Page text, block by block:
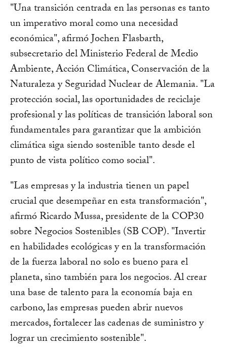
"Una transición centrada en las personas es tanto
un imperativo moral como una necesidad
económica", afirmó Jochen Flasbarth,
subsecretario del Ministerio Federal de Medio
Ambiente, Acción Climática, Conservación de la
Naturaleza y Seguridad Nuclear de Alemania. "La
protección social, las oportunidades de reciclaje
profesional y las políticas de transición laboral son
fundamentales para garantizar que la ambición
climática siga siendo sostenible tanto desde el
punto de vista político como social".
"Las empresas y la industria tienen un papel
crucial que desempeñar en esta transformación",
afirmó Ricardo Mussa, presidente de la COP30
sobre Negocios Sostenibles (SB COP). "Invertir
en habilidades ecológicas y en la transformación
de la fuerza laboral no solo es bueno para el
planeta, sino también para los negocios. Al crear
una base de talento para la economía baja en
carbono, las empresas pueden abrir nuevos
mercados, fortalecer las cadenas de suministro y
lograr un crecimiento sostenible".